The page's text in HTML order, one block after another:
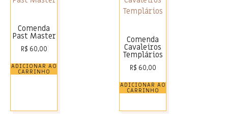
Comenda
Past Master
R$ 60,00
ADICIONAR AO
CARRINHO
Comenda
Cavaleiros
Templários
R$ 60,00
ADICIONAR AO
CARRINHO